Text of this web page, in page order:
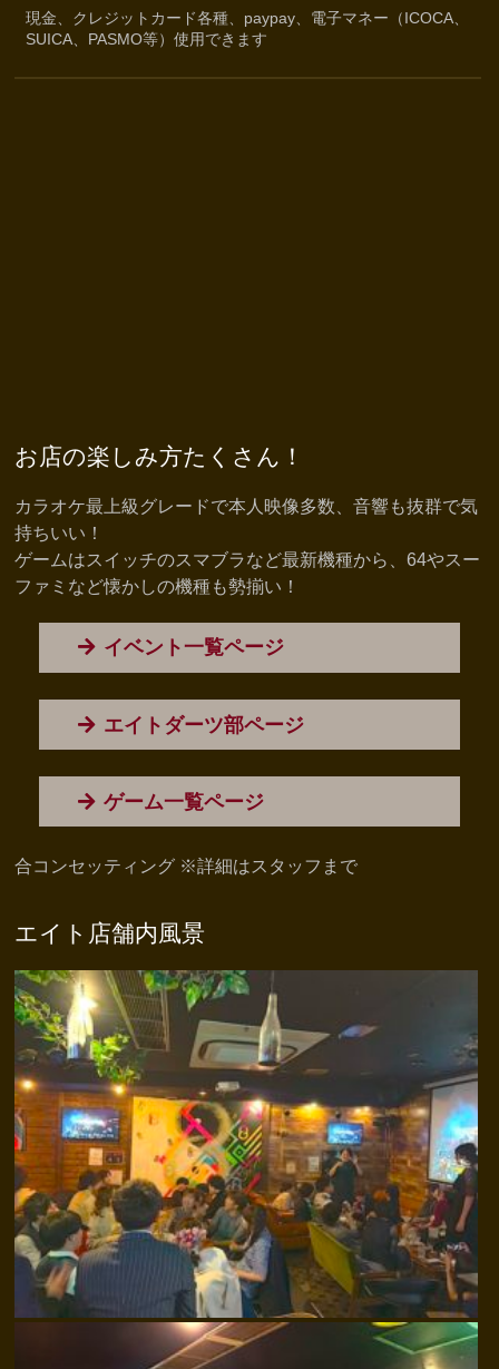
現金、クレジットカード各種、paypay、電子マネー（ICOCA、
SUICA、PASMO等）使用できます
お店の楽しみ方たくさん！
カラオケ最上級グレードで本人映像多数、音響も抜群で気
持ちいい！
ゲームはスイッチのスマブラなど最新機種から、64やスー
ファミなど懐かしの機種も勢揃い！
イベント一覧ページ
エイトダーツ部ページ
ゲーム一覧ページ
合コンセッティング ※詳細はスタッフまで
エイト店舗内風景